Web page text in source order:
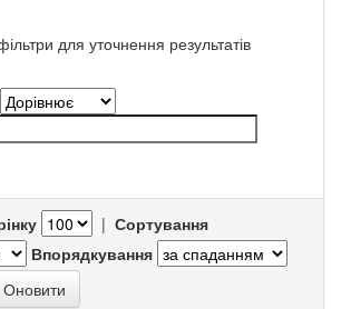
для уточнення результатів
| Сортування
Впорядкування